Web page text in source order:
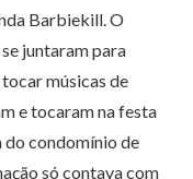
Barbiekill. O
juntaram para
músicas de
e tocaram na festa
do condomínio de
só contava com